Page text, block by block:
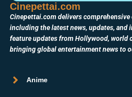
Cinepettai.com
Cinepettai.com delivers comprehensive
including the latest news, updates, and
feature updates from Hollywood, world
bringing global entertainment news to
Anime